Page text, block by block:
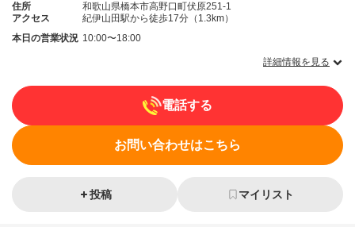
住所
和歌山県橋本市高野口町伏原251-1
アクセス
紀伊山田駅から徒歩17分（1.3km）
本日の営業状況 10:00〜18:00
詳細情報を見る
電話する
お問い合わせはこちら
投稿 マイリスト